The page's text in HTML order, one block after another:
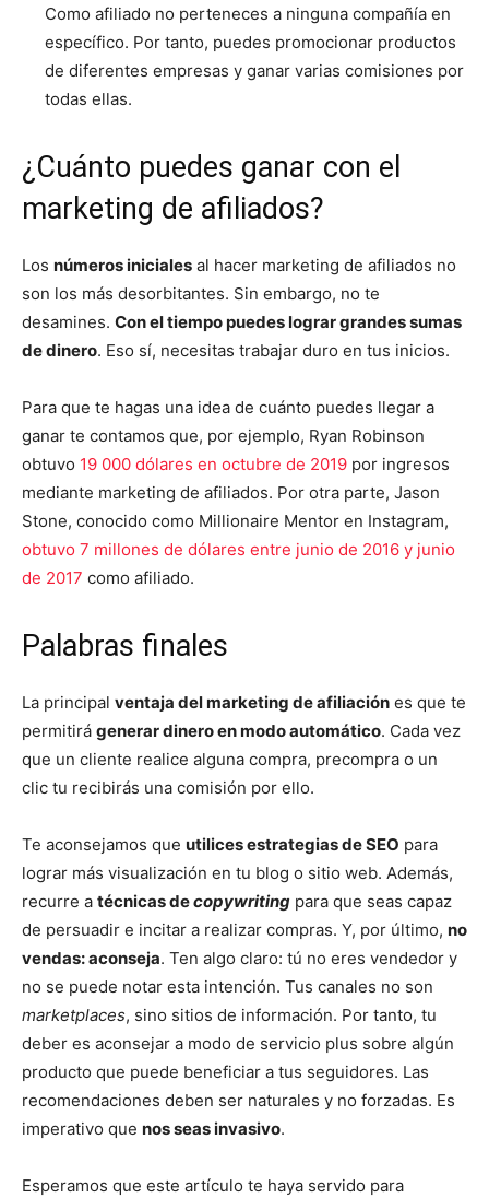
Como afiliado no perteneces a ninguna compañía en
específico. Por tanto, puedes promocionar productos
de diferentes empresas y ganar varias comisiones por
todas ellas.
¿Cuánto puedes ganar con el
marketing de afiliados?
Los números iniciales al hacer marketing de afiliados no
son los más desorbitantes. Sin embargo, no te
desamines. Con el tiempo puedes lograr grandes sumas
de dinero. Eso sí, necesitas trabajar duro en tus inicios.
Para que te hagas una idea de cuánto puedes llegar a
ganar te contamos que, por ejemplo, Ryan Robinson
obtuvo 19 000 dólares en octubre de 2019 por ingresos
mediante marketing de afiliados. Por otra parte, Jason
Stone, conocido como Millionaire Mentor en Instagram,
obtuvo 7 millones de dólares entre junio de 2016 y junio
de 2017 como afiliado.
Palabras finales
La principal ventaja del marketing de afiliación es que te
permitirá generar dinero en modo automático. Cada vez
que un cliente realice alguna compra, precompra o un
clic tu recibirás una comisión por ello.
Te aconsejamos que utilices estrategias de SEO para
lograr más visualización en tu blog o sitio web. Además,
recurre a técnicas decopywriting para que seas capaz
de persuadir e incitar a realizar compras. Y, por último, no
vendas: aconseja. Ten algo claro: tú no eres vendedor y
no se puede notar esta intención. Tus canales no son
marketplaces, sino sitios de información. Por tanto, tu
deber es aconsejar a modo de servicio plus sobre algún
producto que puede beneficiar a tus seguidores. Las
recomendaciones deben ser naturales y no forzadas. Es
imperativo que nos seas invasivo.
Esperamos que este artículo te haya servido para